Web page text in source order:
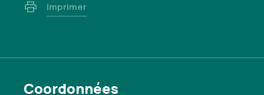
Imprimer
Coordonnées